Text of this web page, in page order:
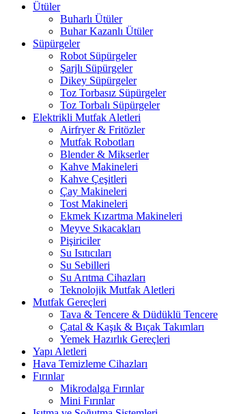
Ütüler
Buharlı Ütüler
Buhar Kazanlı Ütüler
Süpürgeler
Robot Süpürgeler
Şarjlı Süpürgeler
Dikey Süpürgeler
Toz Torbasız Süpürgeler
Toz Torbalı Süpürgeler
Elektrikli Mutfak Aletleri
Airfryer & Fritözler
Mutfak Robotları
Blender & Mikserler
Kahve Makineleri
Kahve Çeşitleri
Çay Makineleri
Tost Makineleri
Ekmek Kızartma Makineleri
Meyve Sıkacakları
Pişiriciler
Su Isıtıcıları
Su Sebilleri
Su Arıtma Cihazları
Teknolojik Mutfak Aletleri
Mutfak Gereçleri
Tava & Tencere & Düdüklü Tencere
Çatal & Kaşık & Bıçak Takımları
Yemek Hazırlık Gereçleri
Yapı Aletleri
Hava Temizleme Cihazları
Fırınlar
Mikrodalga Fırınlar
Mini Fırınlar